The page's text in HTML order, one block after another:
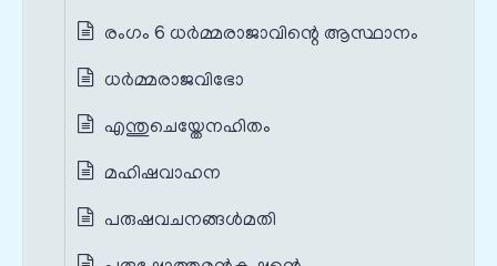
രംഗം 6 ധർമ്മരാജാവിന്റെ ആസ്ഥാനം
ധർമ്മരാജവിഭോ
എന്തുചെയ്തേനഹിതം
മഹിഷവാഹന
പരുഷവചനങ്ങൾമതി